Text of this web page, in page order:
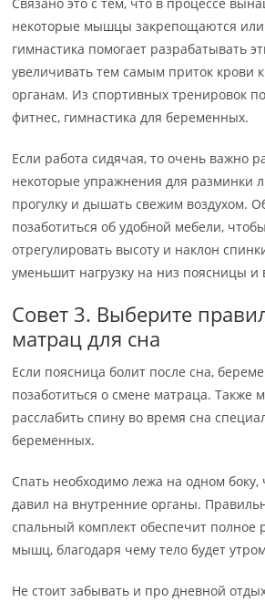
некоторые мышцы закрепощаются или
гимнастика помогает разрабатывать
увеличивать тем самым приток крови
органам. Из спортивных тренировок
фитнес, гимнастика для беременных.
Если работа сидячая, то очень важно
некоторые упражнения для разминки
прогулку и дышать свежим воздухом.
позаботиться об удобной мебели,
отрегулировать высоту и наклон
уменьшит нагрузку на низ поясницы и
Совет 3. Выберите
матрац для сна
Если поясница болит после сна,
позаботиться о смене матраца. Также
расслабить спину во время сна
беременных.
Спать необходимо лежа на одном
давил на внутренние органы.
спальный комплект обеспечит полное
мышц, благодаря чему тело будет
Не стоит забывать и про дневной